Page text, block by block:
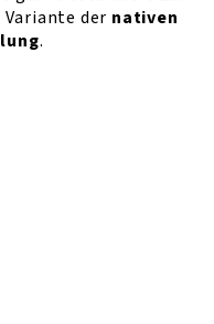
der nativen
.